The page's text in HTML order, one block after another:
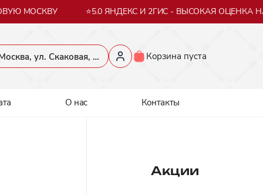
МОСКВУ ⭐5.0 ЯНДЕКС И 2ГИС - ВЫСОКАЯ ОЦЕНКА
​Москва, ул. Скаковая, 36​ Корзина пуста
О нас Контакты
Акции